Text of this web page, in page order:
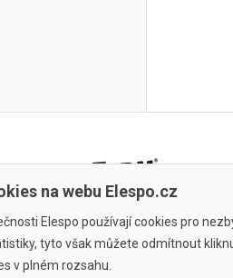
na webu Elespo.cz
Elespo používají cookies pro
tyto však můžete odmítnout
v plném rozsahu.